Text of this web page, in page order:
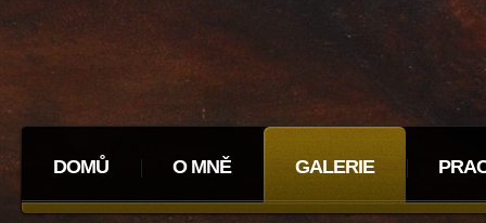
DOMŮ O MNĚ GALERIE